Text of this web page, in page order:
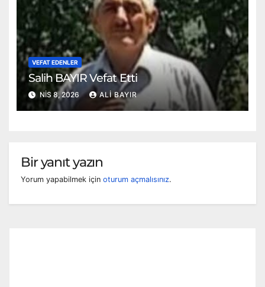
VEFAT EDENLER
Salih BAYIR Vefat Etti
NIS 8, 2026 ALI BAYIR
Bir yanıt yazın
Yorum yapabilmek için oturum açmalısınız.